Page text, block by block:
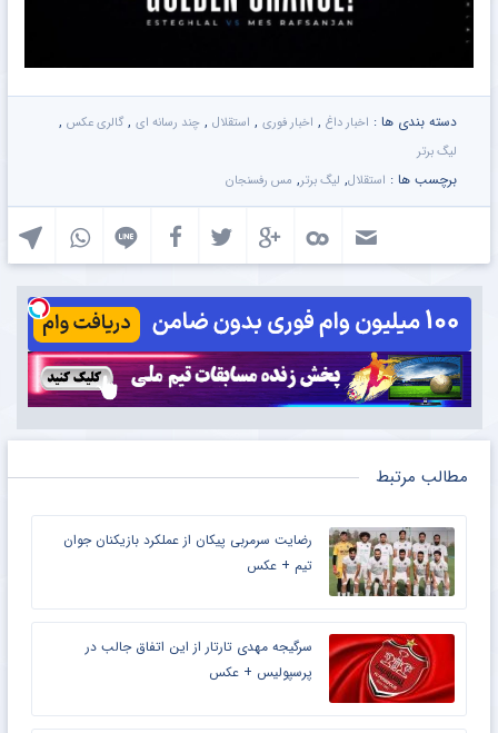
دسته بندی ها : اخبار داغ , اخبار فوری , استقلال , چند رسانه ای , گالری عکس ,
لیگ برتر
برچسب ها : استقلال, لیگ برتر, مس رفسنجان
مطالب مرتبط
رضایت سرمربی پیکان از عملکرد بازیکنان جوان
تیم + عکس
سرگیجه مهدی تارتار از این اتفاق جالب در
پرسپولیس + عکس